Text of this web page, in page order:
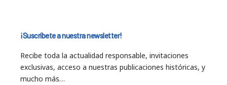
¡Suscríbete a nuestra newsletter!
Recibe toda la actualidad responsable, invitaciones
exclusivas, acceso a nuestras publicaciones históricas, y
mucho más…